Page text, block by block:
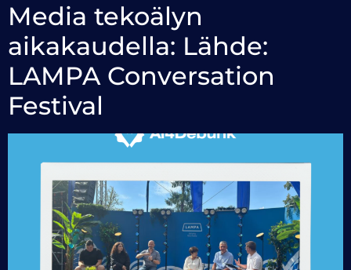
Media tekoälyn
aikakaudella: Lähde:
LAMPA Conversation
Festival